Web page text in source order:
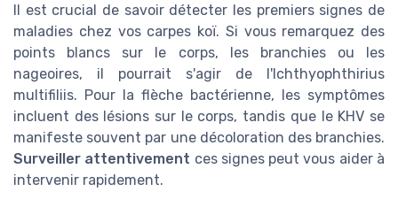
Il est crucial de savoir détecter les premiers signes de
maladies chez vos carpes koï. Si vous remarquez des
points blancs sur le corps, les branchies ou les
nageoires, il pourrait s'agir de l'Ichthyophthirius
multifiliis. Pour la flèche bactérienne, les symptômes
incluent des lésions sur le corps, tandis que le KHV se
manifeste souvent par une décoloration des branchies.
Surveiller attentivement ces signes peut vous aider à
intervenir rapidement.